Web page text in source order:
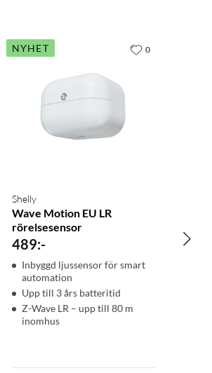
NYHET
Shelly
Wave Motion EU LR
rörelsesensor
489:-
Inbyggd ljussensor för smart
automation
Upp till 3 års batteritid
Z-Wave LR – upp till 80 m
inomhus
0